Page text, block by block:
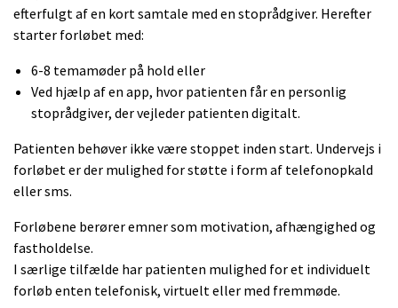
efterfulgt af en kort samtale med en stoprådgiver. Herefter
starter forløbet med:
6-8 temamøder på hold eller
Ved hjælp af en app, hvor patienten får en personlig
stoprådgiver, der vejleder patienten digitalt.
Patienten behøver ikke være stoppet inden start. Undervejs i
forløbet er der mulighed for støtte i form af telefonopkald
eller sms.
Forløbene berører emner som motivation, afhængighed og
fastholdelse.
I særlige tilfælde har patienten mulighed for et individuelt
forløb enten telefonisk, virtuelt eller med fremmøde.